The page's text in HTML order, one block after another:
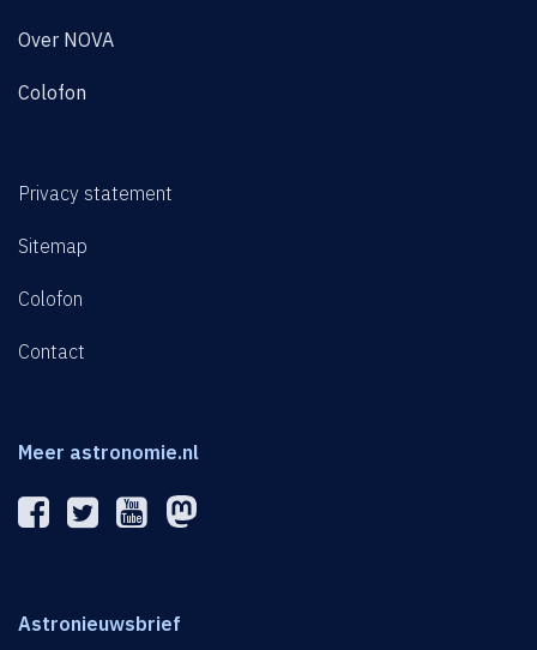
Over NOVA
Colofon
Privacy statement
Sitemap
Colofon
Contact
Meer astronomie.nl
Astronieuwsbrief